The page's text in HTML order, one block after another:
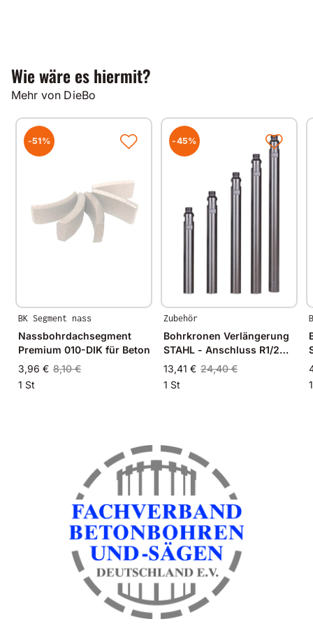
Wie wäre es hiermit?
Mehr von DieBo
-51%
BK Segment nass
Nassbohrdachsegment
Premium 010-DIK für Beton
3,96 € 8,10 €
1 St
-45%
Zubehör
Bohrkronen Verlängerung
STAHL - Anschluss R1/2
Zoll 100-500mm
13,41 € 24,40 €
1 St